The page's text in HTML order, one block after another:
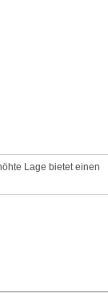
Lage bietet einen